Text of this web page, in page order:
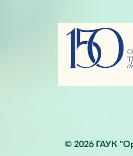
© 2026 ГАУК